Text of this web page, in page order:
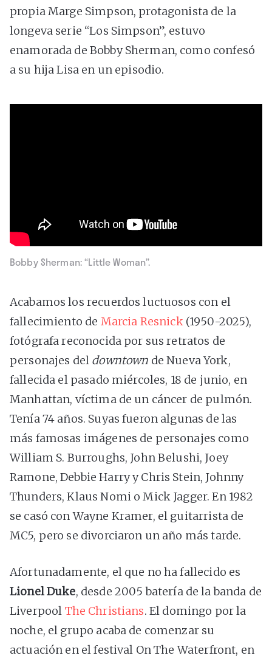
propia Marge Simpson, protagonista de la
longeva serie “Los Simpson”, estuvo
enamorada de Bobby Sherman, como confesó
a su hija Lisa en un episodio.
Bobby Sherman: “Little Woman”.
Acabamos los recuerdos luctuosos con el
fallecimiento de Marcia Resnick(1950-2025),
fotógrafa reconocida por sus retratos de
personajes del downtown de Nueva York,
fallecida el pasado miércoles, 18 de junio, en
Manhattan, víctima de un cáncer de pulmón.
Tenía 74 años. Suyas fueron algunas de las
más famosas imágenes de personajes como
William S. Burroughs, John Belushi, Joey
Ramone, Debbie Harry y Chris Stein, Johnny
Thunders, Klaus Nomi o Mick Jagger. En 1982
se casó con Wayne Kramer, el guitarrista de
MC5, pero se divorciaron un año más tarde.
Afortunadamente, el que no ha fallecido es
Lionel Duke, desde 2005 batería de la banda de
Liverpool The Christians. El domingo por la
noche, el grupo acaba de comenzar su
actuación en el festival On The Waterfront, en